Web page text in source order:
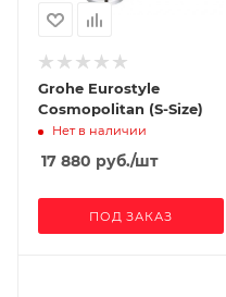
Grohe Eurostyle
Cosmopolitan (S-Size)
Нет в наличии
17 880 руб./шт
ПОД ЗАКАЗ